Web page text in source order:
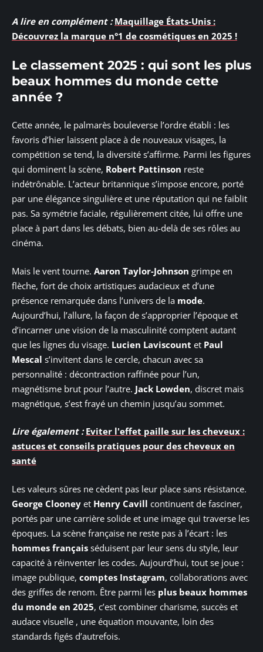
A lire en complément : Maquillage États-Unis :
Découvrez la marque n°1 de cosmétiques en 2025 !
Le classement 2025 : qui sont les plus
beaux hommes du monde cette
année ?
Cette année, le palmarès bouleverse l’ordre établi : les
favoris d’hier laissent place à de nouveaux visages, la
compétition se tend, la diversité s’affirme. Parmi les figures
qui dominent la scène, Robert Pattinson reste
indétrônable. L’acteur britannique s’impose encore, porté
par une élégance singulière et une réputation qui ne faiblit
pas. Sa symétrie faciale, régulièrement citée, lui offre une
place à part dans les débats, bien au-delà de ses rôles au
cinéma.
Mais le vent tourne. Aaron Taylor-Johnson grimpe en
flèche, fort de choix artistiques audacieux et d’une
présence remarquée dans l’univers de la mode.
Aujourd’hui, l’allure, la façon de s’approprier l’époque et
d’incarner une vision de la masculinité comptent autant
que les lignes du visage. Lucien Laviscount et Paul
Mescal s’invitent dans le cercle, chacun avec sa
personnalité : décontraction raffinée pour l’un,
magnétisme brut pour l’autre. Jack Lowden, discret mais
magnétique, s’est frayé un chemin jusqu’au sommet.
Lire également : Eviter l'effet paille sur les cheveux :
astuces et conseils pratiques pour des cheveux en
santé
Les valeurs sûres ne cèdent pas leur place sans résistance.
George Clooney et Henry Cavill continuent de fasciner,
portés par une carrière solide et une image qui traverse les
époques. La scène française ne reste pas à l’écart : les
hommes français séduisent par leur sens du style, leur
capacité à réinventer les codes. Aujourd’hui, tout se joue :
image publique, comptes Instagram, collaborations avec
des griffes de renom. Être parmi les plus beaux hommes
du monde en 2025, c’est combiner charisme, succès et
audace visuelle , une équation mouvante, loin des
standards figés d’autrefois.